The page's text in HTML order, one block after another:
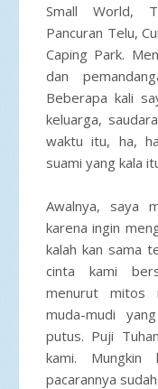
Small World,
Pancuran Telu,
Caping Park.
dan
Beberapa kali
keluarga,
waktu itu, ha,
suami yang kala
Awalnya, saya
karena ingin
kalah kan sama
cinta kami
menurut mitos
muda-mudi
putus. Puji
kami. Mungkin
pacarannya